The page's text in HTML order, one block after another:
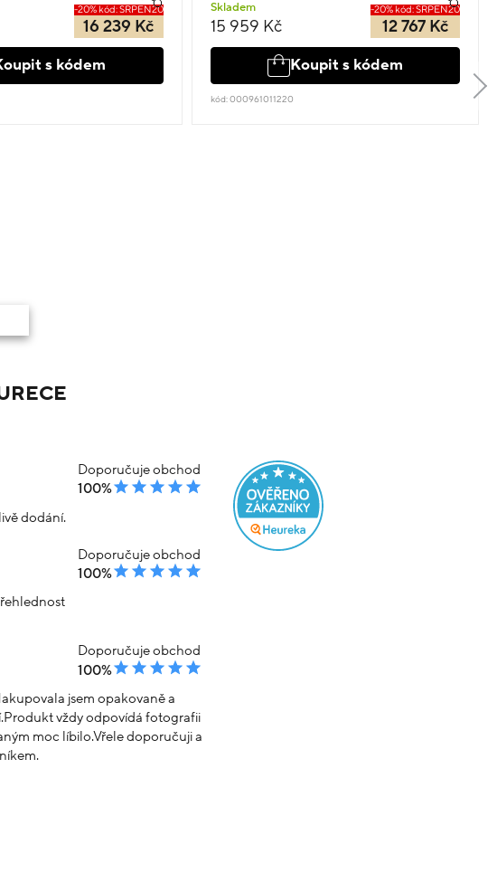
-20% kód: SRPEN20
16 239 Kč
s kódem
Skladem
15 959 Kč
-20% kód: SRPEN20
12 767 Kč
Koupit s kódem
kód: 000961011220
Doporučuje obchod
100%
dodání.
Doporučuje obchod
100%
Doporučuje obchod
100%
jsem opakovaně a
vždy odpovídá fotografii
moc líbilo.Vřele doporučuji a